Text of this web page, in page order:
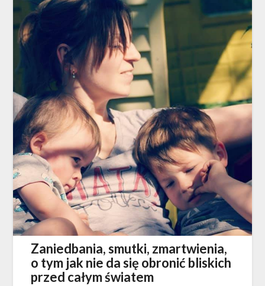
Zaniedbania, smutki, zmartwienia,
o tym jak nie da się obronić bliskich
przed całym światem